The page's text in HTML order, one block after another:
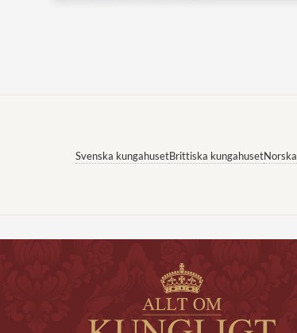
Svenska kungahusetBrittiska kungahuset